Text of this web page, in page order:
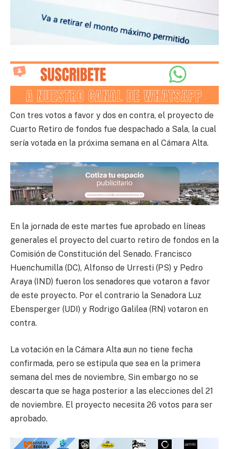
Con tres votos a favor y dos en contra, el proyecto de
Cuarto Retiro de fondos fue despachado a Sala, la cual
sería votada en la próxima semana en al Cámara Alta.
En la jornada de este martes fue aprobado en líneas
generales el proyecto del cuarto retiro de fondos en la
Comisión de Constitución del Senado. Francisco
Huenchumilla (DC), Alfonso de Urresti (PS) y Pedro
Araya (IND) fueron los senadores que votaron a favor
de este proyecto. Por el contrario la Senadora Luz
Ebensperger (UDI) y Rodrigo Galilea (RN) votaron en
contra.
La votación en la Cámara Alta aun no tiene fecha
confirmada, pero se estipula que sea en la primera
semana del mes de noviembre, Sin embargo no se
descarta que se haga posterior a las elecciones del 21
de noviembre. El proyecto necesita 26 votos para ser
aprobado.